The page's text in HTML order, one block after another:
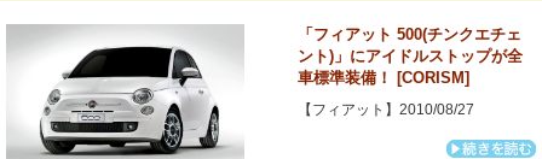
「フィアット 500(チンクエチェ
ント)」にアイドルストップが全
車標準装備！ [CORISM]
【フィアット】2010/08/27